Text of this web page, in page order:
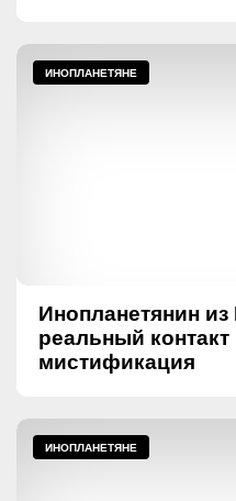
ИНОПЛАНЕТЯНЕ
Инопланетянин
реальный
мистификация
ИНОПЛАНЕТЯНЕ